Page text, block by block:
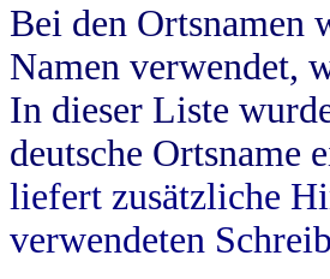
Bei den Ortsnamen
Namen verwendet,
In dieser Liste
deutsche Ortsname
liefert zusätzliche
verwendeten